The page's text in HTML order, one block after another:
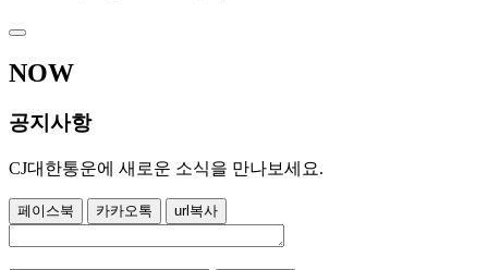
NOW
공지사항
CJ대한통운에 새로운 소식을 만나보세요.
페이스북 카카오톡 url복사